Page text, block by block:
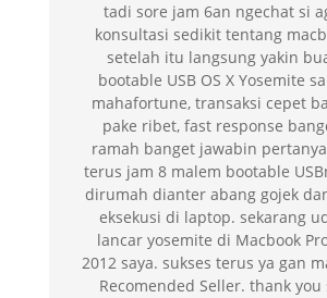
tadi sore jam 6an ngechat si
konsultasi sedikit tentang
setelah itu langsung yakin
bootable USB OS X Yosemite
mahafortune, transaksi cepet
pake ribet, fast response
ramah banget jawabin
terus jam 8 malem bootable
dirumah dianter abang gojek
eksekusi di laptop. sekarang
lancar yosemite di Macbook
2012 saya. sukses terus ya gan
Recomended Seller. thank you